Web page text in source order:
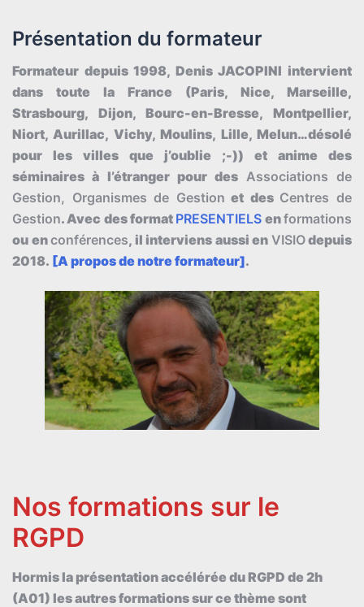
Présentation du formateur
Formateur depuis 1998, Denis JACOPINI intervient
dans toute la France (Paris, Nice, Marseille,
Strasbourg, Dijon, Bourc-en-Bresse, Montpellier,
Niort, Aurillac, Vichy, Moulins, Lille, Melun…désolé
pour les villes que j’oublie ;-)) et anime des
séminaires à l’étranger pour des Associations de
Gestion, Organismes de Gestion et des Centres de
Gestion. Avec des format PRESENTIELS enformations
ou enconférences, il interviens aussi en VISIOdepuis
2018. [A propos de notre formateur].
Nos formations sur le
RGPD
Hormis la présentation accélérée du RGPD de 2h
(A01) les autres formations sur ce thème sont